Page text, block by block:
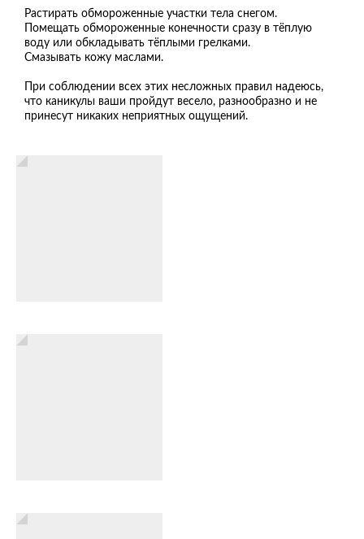
Растирать обмороженные участки тела снегом.
Помещать обмороженные конечности сразу в тёплую
воду или обкладывать тёплыми грелками.
Смазывать кожу маслами.
При соблюдении всех этих несложных правил надеюсь,
что каникулы ваши пройдут весело, разнообразно и не
принесут никаких неприятных ощущений.